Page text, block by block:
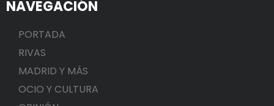
NAVEGACIÓN
PORTADA
RIVAS
MADRID Y MÁS
OCIO Y CULTURA